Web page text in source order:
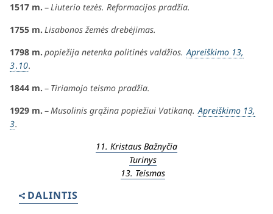
1517 m. – Liuterio tezės. Reformacijos pradžia.
1755 m. Lisabonos žemės drebėjimas.
1798 m. popiežija netenka politinės valdžios. Apreiškimo 13,
3.10.
1844 m. – Tiriamojo teismo pradžia.
1929 m. – Musolinis grąžina popiežiui Vatikaną. Apreiškimo 13,
3.
11. Kristaus Bažnyčia
Turinys
13. Teismas
DALINTIS